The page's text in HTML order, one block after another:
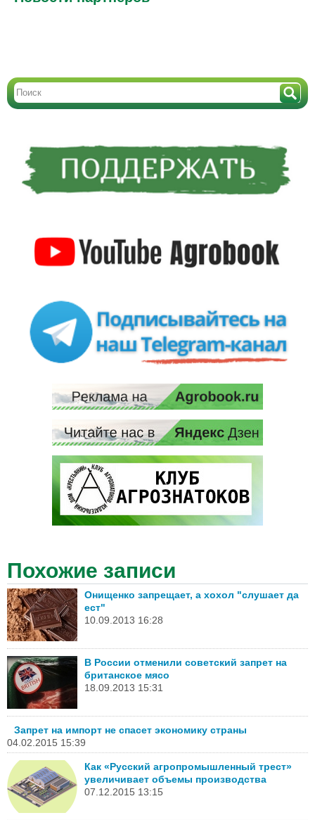
Похожие записи
Онищенко запрещает, а хохол "слушает да
ест"
10.09.2013 16:28
В России отменили советский запрет на
британское мясо
18.09.2013 15:31
Запрет на импорт не спасет экономику страны
04.02.2015 15:39
Как «Русский агропромышленный трест»
увеличивает объемы производства
07.12.2015 13:15